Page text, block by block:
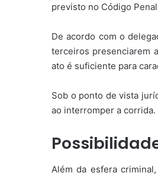
previsto no Código
De acordo com o
terceiros presenciarem
ato é suficiente para
Sob o ponto de vista
ao interromper a
Além da esfera